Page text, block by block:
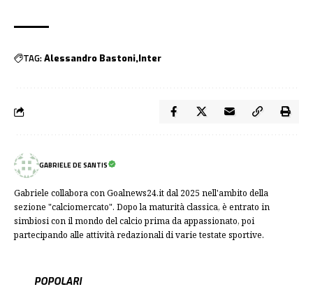
TAG:Alessandro Bastoni Inter
GABRIELE DE SANTIS
Gabriele collabora con Goalnews24.it dal 2025 nell'ambito della
sezione "calciomercato". Dopo la maturità classica, è entrato in
simbiosi con il mondo del calcio prima da appassionato, poi
partecipando alle attività redazionali di varie testate sportive.
POPOLARI